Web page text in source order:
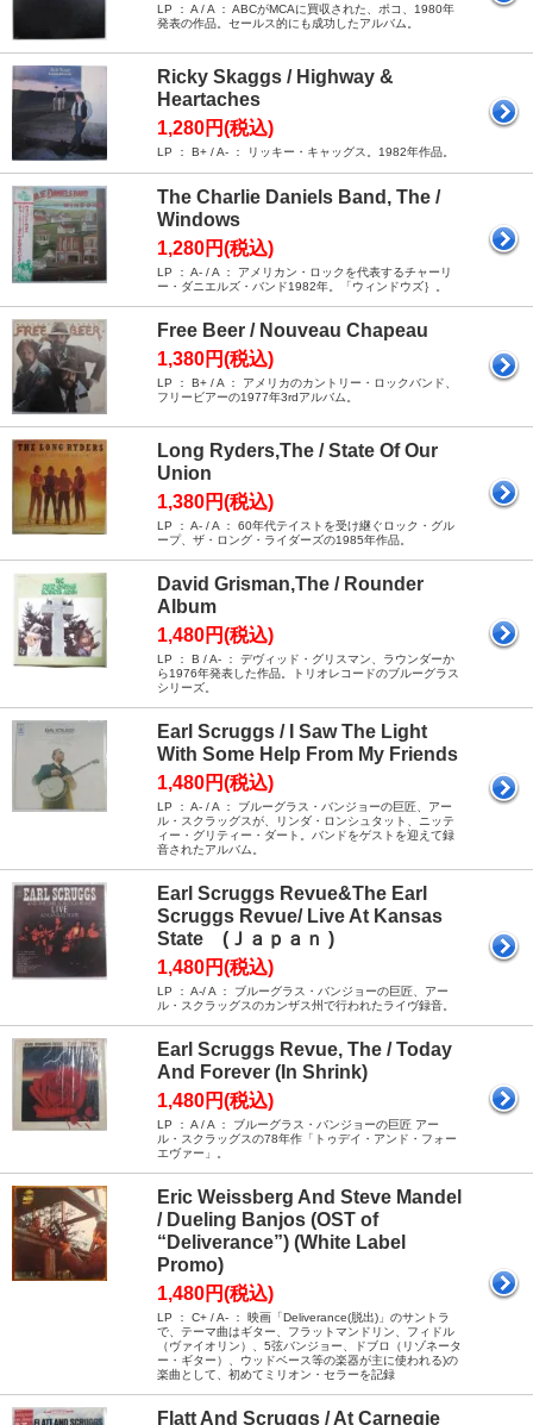
LP ： A / A ： ABCがMCAに買収された、ポコ、1980年
発表の作品。セールス的にも成功したアルバム。
Ricky Skaggs / Highway &
Heartaches
1,280円(税込)
LP ： B+ / A- ： リッキー・キャッグス。1982年作品。
The Charlie Daniels Band, The /
Windows
1,280円(税込)
LP ： A- / A ： アメリカン・ロックを代表するチャーリ
ー・ダニエルズ・バンド1982年。「ウィンドウズ｝。
Free Beer / Nouveau Chapeau
1,380円(税込)
LP ： B+ / A ： アメリカのカントリー・ロックバンド、
フリービアーの1977年3rdアルバム。
Long Ryders,The / State Of Our
Union
1,380円(税込)
LP ： A- / A ： 60年代テイストを受け継ぐロック・グル
ープ、ザ・ロング・ライダーズの1985年作品。
David Grisman,The / Rounder
Album
1,480円(税込)
LP ： B / A- ： デヴィッド・グリスマン、ラウンダーか
ら1976年発表した作品。トリオレコードのブルーグラス
シリーズ。
Earl Scruggs / I Saw The Light
With Some Help From My Friends
1,480円(税込)
LP ： A- / A ： ブルーグラス・バンジョーの巨匠、アー
ル・スクラッグスが、リンダ・ロンシュタット、ニッテ
ィー・グリティー・ダート。バンドをゲストを迎えて録
音されたアルバム。
Earl Scruggs Revue&The Earl
Scruggs Revue/ Live At Kansas
State (Ｊａｐａｎ )
1,480円(税込)
LP ： A-/ A ： ブルーグラス・バンジョーの巨匠、アー
ル・スクラッグスのカンザス州で行われたライヴ録音。
Earl Scruggs Revue, The / Today
And Forever (In Shrink)
1,480円(税込)
LP ： A / A ： ブルーグラス・バンジョーの巨匠 アー
ル・スクラッグスの78年作「トゥデイ・アンド・フォー
エヴァー」。
Eric Weissberg And Steve Mandel
/ Dueling Banjos (OST of
“Deliverance”) (White Label
Promo)
1,480円(税込)
LP ： C+ / A- ： 映画「Deliverance(脱出)」のサントラ
で、テーマ曲はギター、フラットマンドリン、フィドル
（ヴァイオリン）、5弦バンジョー、ドブロ（リゾネータ
ー・ギター）、ウッドベース等の楽器が主に使われる)の
楽曲として、初めてミリオン・セラーを記録
Flatt And Scruggs / At Carnegie